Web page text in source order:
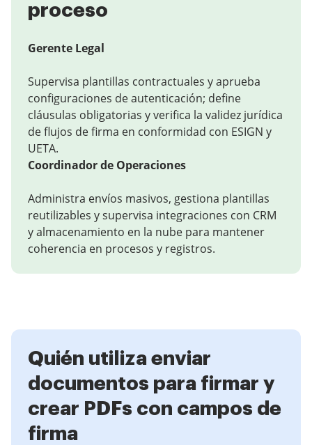
proceso
Gerente Legal
Supervisa plantillas contractuales y aprueba
configuraciones de autenticación; define
cláusulas obligatorias y verifica la validez jurídica
de flujos de firma en conformidad con ESIGN y
UETA.
Coordinador de Operaciones
Administra envíos masivos, gestiona plantillas
reutilizables y supervisa integraciones con CRM
y almacenamiento en la nube para mantener
coherencia en procesos y registros.
Quién utiliza enviar
documentos para firmar y
crear PDFs con campos de
firma